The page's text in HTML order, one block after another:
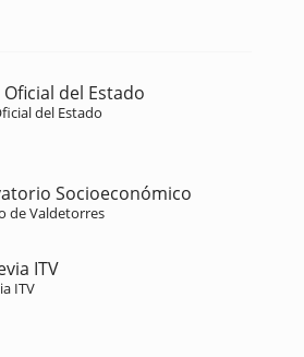
del Estado
del Estado
Socioeconómico
de Valdetorres
ITV
ITV